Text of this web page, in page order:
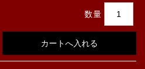
数量